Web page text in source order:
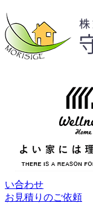
い合わせ
お見積りのご依頼